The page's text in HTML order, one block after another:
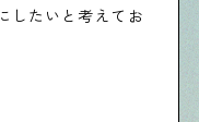
したいと考えてお